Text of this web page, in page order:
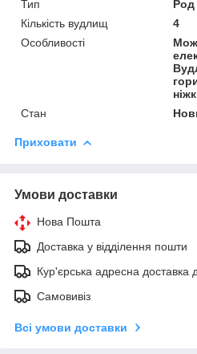
Тип
Род
Кількість вудлищ
4
Особливості
Стан
Приховати
Умови доставки
Нова Пошта
Доставка у відділення пошти
Кур'єрська адресна доставка
Самовивіз
Всі умови доставки